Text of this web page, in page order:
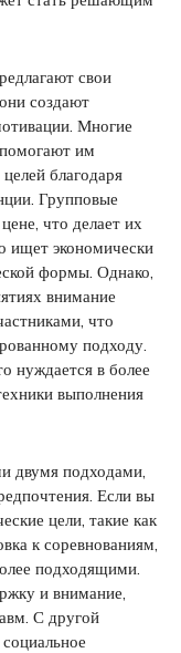
свои
создают
Многие
им
благодаря
Групповые
что делает их
ищет экономически
формы. Однако,
внимание
что
подходу.
нуждается в более
выполнения
двумя подходами,
Если вы
цели, такие как
к соревнованиям,
подходящими.
и внимание,
С другой